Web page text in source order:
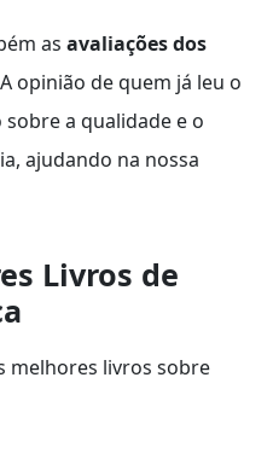
as avaliações dos
opinião de quem já leu o
a qualidade e o
ajudando na nossa
Livros de
melhores livros sobre